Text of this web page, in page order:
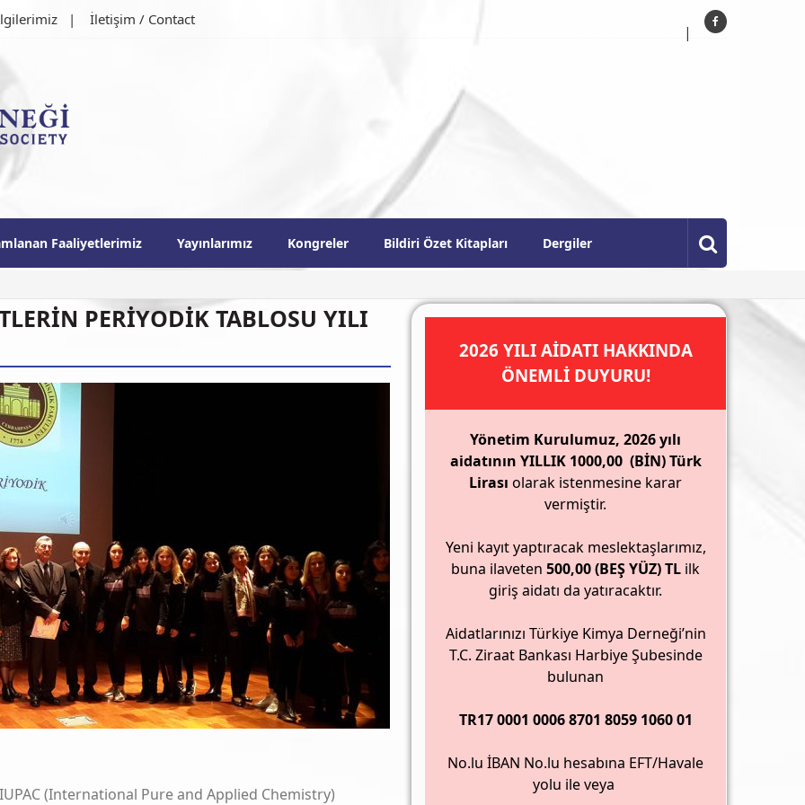
İletişim / Contact
Faaliyetlerimiz Yayınlarımız Kongreler Bildiri Özet Kitapları Dergiler
BAHATTİN YALÇIN’A AZERBAYCAN MİLLİ İLİMLER AKADEMİSİ TARAFINDAN “YUSİF MAMMADALİYEV GÖĞÜS NİŞANI” TAKDİM
KURUL İLANI
2025” ÖDÜLÜNÜ PROF. DR. MUSTAFA SÖZBİLİR KAZANDI
Ç. ONSEKİZ MART ÜNİVERSİTESİ KİMYA BÖLÜMÜ ANALİTİK KİMYA ANA BİLİMDALINDAN “DR.SELEN AYAZ”
MacMILLAN’IN TÜRKİYE ZİYARETİ
PERİYODİK TABLOSU YILI
(International Pure and Applied Chemistry)
2026 YILI AİDATI HAKKINDA
ÖNEMLİ DUYURU!
Yönetim Kurulumuz, 2026 yılı
aidatının YILLIK 1000,00 (BİN) Türk
Lirası olarak istenmesine karar
vermiştir.
Yeni kayıt yaptıracak meslektaşlarımız,
buna ilaveten 500,00 (BEŞ YÜZ) TL ilk
giriş aidatı da yatıracaktır.
Aidatlarınızı Türkiye Kimya Derneği’nin
T.C. Ziraat Bankası Harbiye Şubesinde
bulunan
TR17 0001 0006 8701 8059 1060 01
No.lu İBAN No.lu hesabına EFT/Havale
yolu ile veya